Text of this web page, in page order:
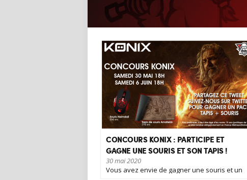
CONCOURS KONIX : PARTICIPE ET
GAGNE UNE SOURIS ET SON TAPIS !
30 mai 2020
Vous avez envie de gagner une souris et un